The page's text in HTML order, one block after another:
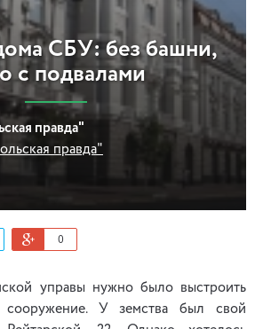
СБУ: без башни,
с подвалами
правда"
правда"
0
управы нужно было выстроить
У земства был свой